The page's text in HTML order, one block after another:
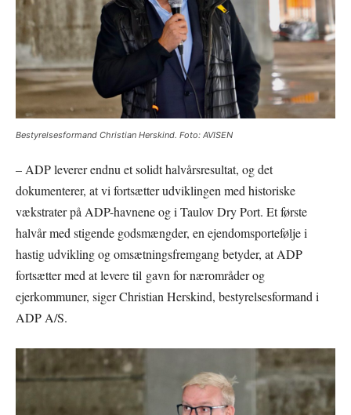
Bestyrelsesformand Christian Herskind. Foto: AVISEN
– ADP leverer endnu et solidt halvårsresultat, og det
dokumenterer, at vi fortsætter udviklingen med historiske
vækstrater på ADP-havnene og i Taulov Dry Port. Et første
halvår med stigende godsmængder, en ejendomsportefølje i
hastig udvikling og omsætningsfremgang betyder, at ADP
fortsætter med at levere til gavn for nærområder og
ejerkommuner, siger Christian Herskind, bestyrelsesformand i
ADP A/S.